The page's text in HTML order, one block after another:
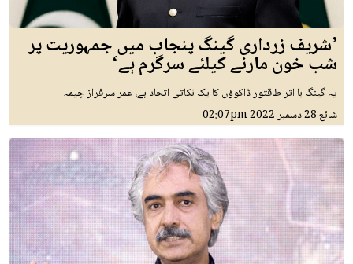
’شریف زرداری گینگ پنجاب میں جمہوریت پر
شب خون مارنے کیلئے سرگرم ہے‘
یہ گینگ با اثر طاقتور ڈاکوؤں کا یک نکاتی اتحاد ہے، عمر سرفراز چیمہ
شائع28 دسمبر 2022 02:07pm